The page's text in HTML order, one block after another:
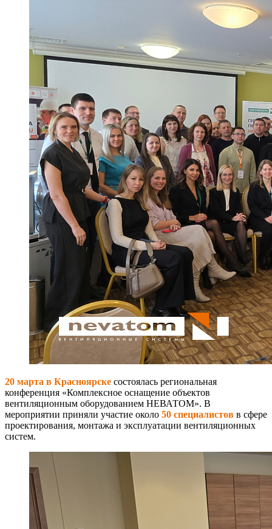
20 марта в Красноярске состоялась региональная
конференция «Комплексное оснащение объектов
вентиляционным оборудованием НЕВАТОМ». В
мероприятии приняли участие около 50 специалистов в сфере
проектирования, монтажа и эксплуатации вентиляционных
систем.